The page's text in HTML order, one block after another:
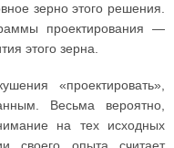
зерно этого решения.
проектирования —
этого зерна.
«проектировать»,
Весьма вероятно,
на тех исходных